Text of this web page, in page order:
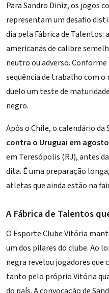
Para Sandro Diniz, os jogos
representam um desafio
dia pela Fábrica de Talentos:
americanas de calibre
neutro ou adverso.
sequência de trabalho com
duelo um teste de
negro.
Após o Chile, o calendário da
contra o Uruguai em agosto
em Teresópolis (RJ), antes
dita. É uma preparação
atletas que ainda estão na
A Fábrica de Talentos
O Esporte Clube Vitória
um dos pilares do clube. Ao
negra revelou jogadores
tanto pelo próprio Vitória